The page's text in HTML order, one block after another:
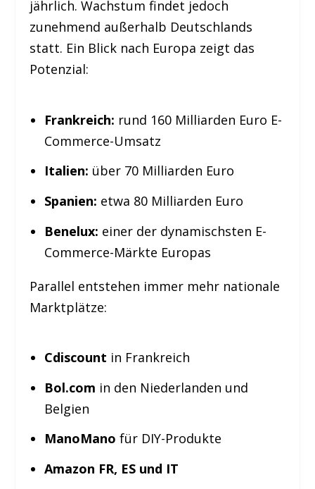
jährlich. Wachstum findet jedoch
zunehmend außerhalb Deutschlands
statt. Ein Blick nach Europa zeigt das
Potenzial:
Frankreich: rund 160 Milliarden Euro E-
Commerce-Umsatz
Italien: über 70 Milliarden Euro
Spanien: etwa 80 Milliarden Euro
Benelux: einer der dynamischsten E-
Commerce-Märkte Europas
Parallel entstehen immer mehr nationale
Marktplätze:
Cdiscount in Frankreich
Bol.com in den Niederlanden und
Belgien
ManoMano für DIY-Produkte
Amazon FR, ES und IT